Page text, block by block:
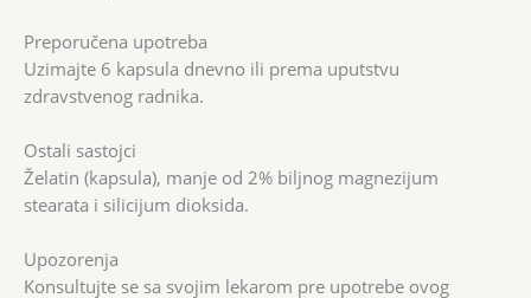
Preporučena upotreba
Uzimajte 6 kapsula dnevno ili prema uputstvu
zdravstvenog radnika.
Ostali sastojci
Želatin (kapsula), manje od 2% biljnog magnezijum
stearata i silicijum dioksida.
Upozorenja
Konsultujte se sa svojim lekarom pre upotrebe ovog